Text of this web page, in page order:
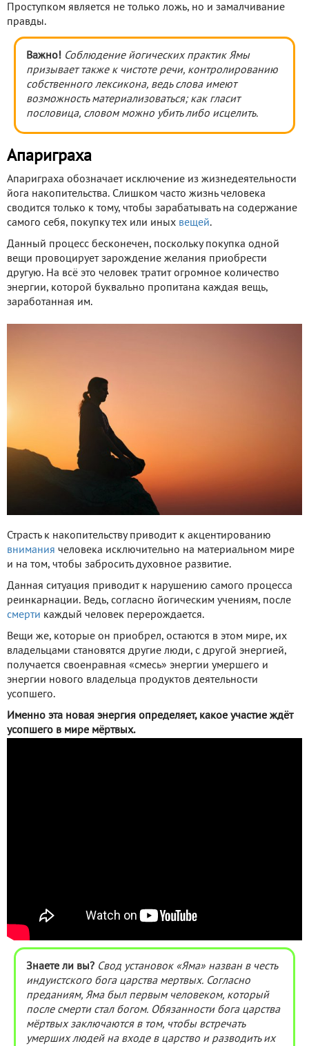
Проступком является не только ложь, но и замалчивание
правды.
Важно! Соблюдение йогических практик Ямы
призывает также к чистоте речи, контролированию
собственного лексикона, ведь слова имеют
возможность материализоваться; как гласит
пословица, словом можно убить либо исцелить.
Апариграха
Апариграха обозначает исключение из жизнедеятельности
йога накопительства. Слишком часто жизнь человека
сводится только к тому, чтобы зарабатывать на содержание
самого себя, покупку тех или иных вещей.
Данный процесс бесконечен, поскольку покупка одной
вещи провоцирует зарождение желания приобрести
другую. На всё это человек тратит огромное количество
энергии, которой буквально пропитана каждая вещь,
заработанная им.
Страсть к накопительству приводит к акцентированию
внимания человека исключительно на материальном мире
и на том, чтобы забросить духовное развитие.
Данная ситуация приводит к нарушению самого процесса
реинкарнации. Ведь, согласно йогическим учениям, после
смерти каждый человек перерождается.
Вещи же, которые он приобрел, остаются в этом мире, их
владельцами становятся другие люди, с другой энергией,
получается своенравная «смесь» энергии умершего и
энергии нового владельца продуктов деятельности
усопшего.
Именно эта новая энергия определяет, какое участие ждёт
усопшего в мире мёртвых.
Знаете ли вы? Свод установок «Яма» назван в честь
индуистского бога царства мертвых. Согласно
преданиям, Яма был первым человеком, который
после смерти стал богом. Обязанности бога царства
мёртвых заключаются в том, чтобы встречать
умерших людей на входе в царство и разводить их